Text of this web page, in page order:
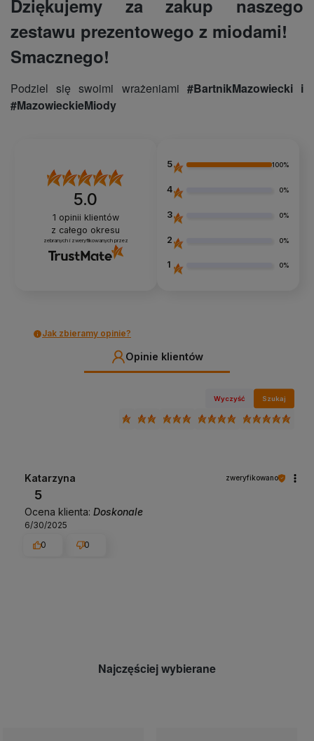
Dziękujemy za zakup naszego
zestawu prezentowego z miodami!
Smacznego!
Podziel się swoimi wrażeniami #BartnikMazowiecki i
#MazowieckieMiody
5.0
1 opinii klientów
z całego okresu
zebranych i zweryfikowanych przez
5 100%
4 0%
3 0%
2 0%
1 0%
Jak zbieramy opinie?
Opinie klientów
Wyczyść Szukaj
Katarzyna zweryfikowano
5
Ocena klienta: Doskonale
6/30/2025
0
0
Najczęściej wybierane